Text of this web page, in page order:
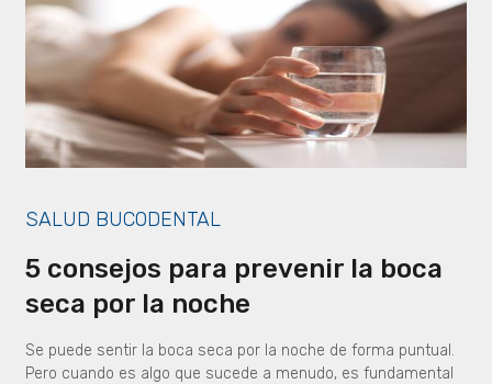
SALUD BUCODENTAL
5 consejos para prevenir la boca
seca por la noche
Se puede sentir la boca seca por la noche de forma puntual.
Pero cuando es algo que sucede a menudo, es fundamental